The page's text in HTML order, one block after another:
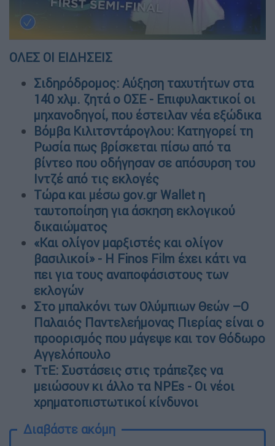
ΟΛΕΣ ΟΙ ΕΙΔΗΣΕΙΣ
Σιδηρόδρομος: Αύξηση ταχυτήτων στα
140 χλμ. ζητά ο ΟΣΕ - Επιφυλακτικοί οι
μηχανοδηγοί, που έστειλαν νέα εξώδικα
Βόμβα Κιλιτσντάρογλου: Κατηγορεί τη
Ρωσία πως βρίσκεται πίσω από τα
βίντεο που οδήγησαν σε απόσυρση του
Ιντζέ από τις εκλογές
Τώρα και μέσω gov.gr Wallet η
ταυτοποίηση για άσκηση εκλογικού
δικαιώματος
«Και ολίγον μαρξιστές και ολίγον
βασιλικοί» - Η Finos Film έχει κάτι να
πει για τους αναποφάσιστους των
εκλογών
Στο μπαλκόνι των Ολύμπιων Θεών –Ο
Παλαιός Παντελεήμονας Πιερίας είναι ο
προορισμός που μάγεψε και τον Θόδωρο
Αγγελόπουλο
ΤτΕ: Συστάσεις στις τράπεζες να
μειώσουν κι άλλο τα NPEs - Οι νέοι
χρηματοπιστωτικοί κίνδυνοι
Διαβάστε ακόμη